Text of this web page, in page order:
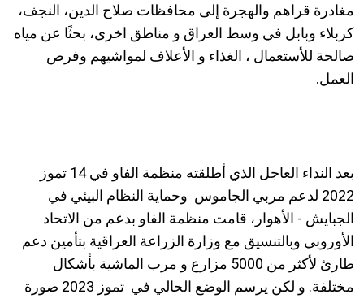
مغادرة قراهم والهجرة إلى محافظات صلاح الدين، النجف،
كربلاء وبابل في وسط العراق و مناطق اخرى، بحثًا عن مياه
صالحة للأستعمال ، الغذاء و الأعلاف لمواشيهم وفرص
العمل.
بعد النداء العاجل الذي أطلقته منظمة الفاو في 14 تموز
2022 لدعم مربي الجاموس وحماية النظام البيئي في
الجبايش - الأهوار، قامت منظمة الفاو بدعم من الاتحاد
الأوروبي وبالتنسيق مع وزارة الزراعة العراقية بتأمين دعم
طارئ لأكثر من 5000 مزارع و مرب الماشية بأشكال
مختلفة. و لكن يرسم الوضع الحالي في تموز 2023 صورة